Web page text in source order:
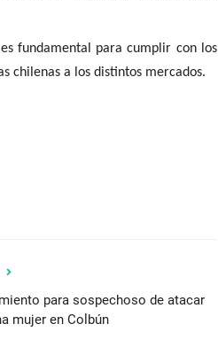
fundamental para cumplir con los
chilenas a los distintos mercados.
para sospechoso de atacar
mujer en Colbún